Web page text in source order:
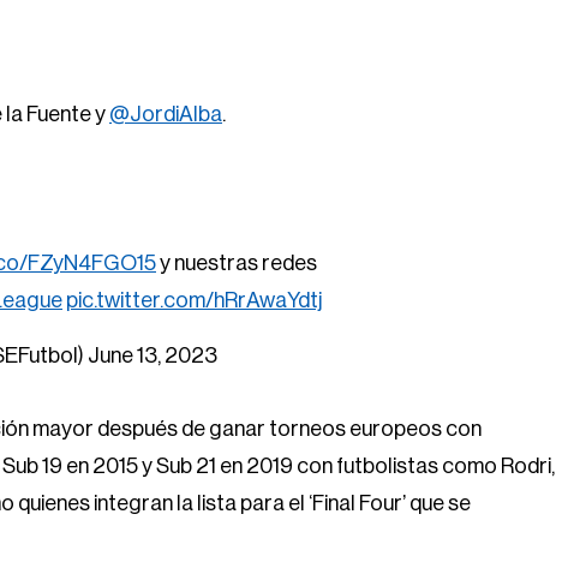
Fuente y @JordiAlba.
FZyN4FGO15y nuestras redes
pic.twitter.com/hRrAwaYdtj
June 13, 2023
mayor después de ganar torneos europeos con
19 en 2015 y Sub 21 en 2019 con futbolistas como Rodri,
integran la lista para el ‘Final Four’ que se